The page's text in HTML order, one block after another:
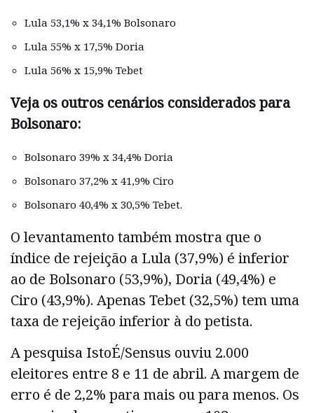
Lula 53,1% x 34,1% Bolsonaro
Lula 55% x 17,5% Doria
Lula 56% x 15,9% Tebet
Veja os outros cenários considerados para
Bolsonaro:
Bolsonaro 39% x 34,4% Doria
Bolsonaro 37,2% x 41,9% Ciro
Bolsonaro 40,4% x 30,5% Tebet.
O levantamento também mostra que o
índice de rejeição a Lula (37,9%) é inferior
ao de Bolsonaro (53,9%), Doria (49,4%) e
Ciro (43,9%). Apenas Tebet (32,5%) tem uma
taxa de rejeição inferior à do petista.
A pesquisa IstoÉ/Sensus ouviu 2.000
eleitores entre 8 e 11 de abril. A margem de
erro é de 2,2% para mais ou para menos. Os